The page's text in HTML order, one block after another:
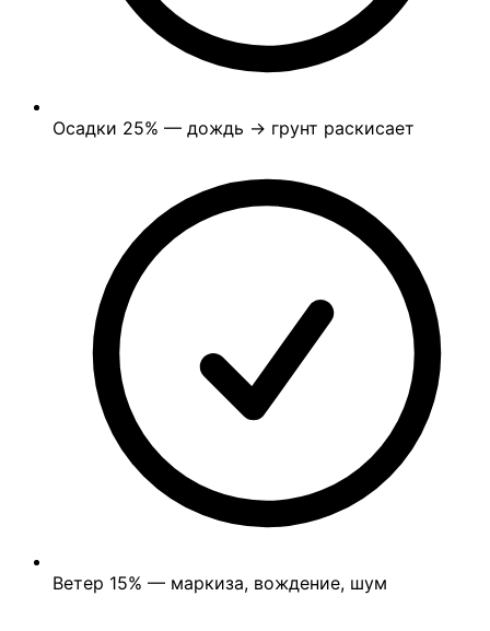
Осадки 25% — дождь → грунт раскисает
Ветер 15% — маркиза, вождение, шум